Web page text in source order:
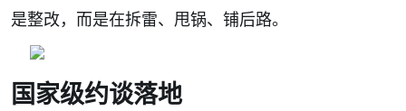
是整改，而是在拆雷、甩锅、铺后路。
国家级约谈落地